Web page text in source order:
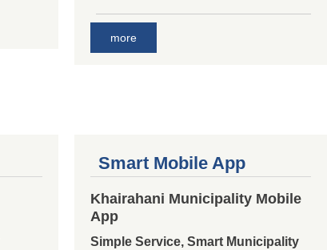
more
Smart Mobile App
Khairahani Municipality Mobile
App
Simple Service, Smart Municipality